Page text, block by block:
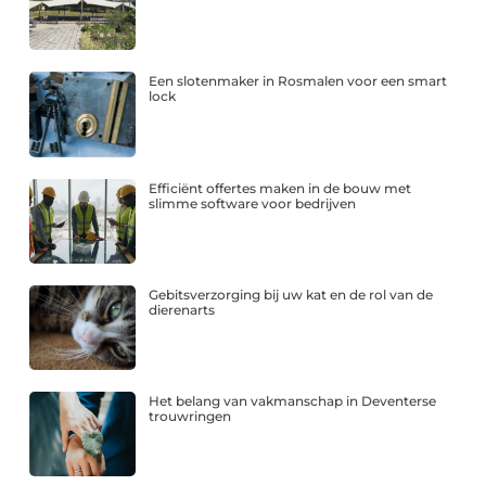
Een slotenmaker in Rosmalen voor een smart
lock
Efficiënt offertes maken in de bouw met
slimme software voor bedrijven
Gebitsverzorging bij uw kat en de rol van de
dierenarts
Het belang van vakmanschap in Deventerse
trouwringen